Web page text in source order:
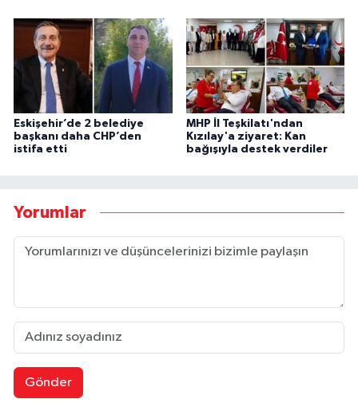
Eskişehir’de 2 belediye
başkanı daha CHP’den
istifa etti
MHP İl Teşkilatı'ndan
Kızılay'a ziyaret: Kan
bağışıyla destek verdiler
Yorumlar
Gönder